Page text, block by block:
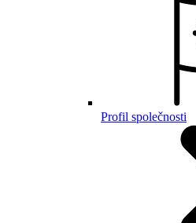
Profil společnosti